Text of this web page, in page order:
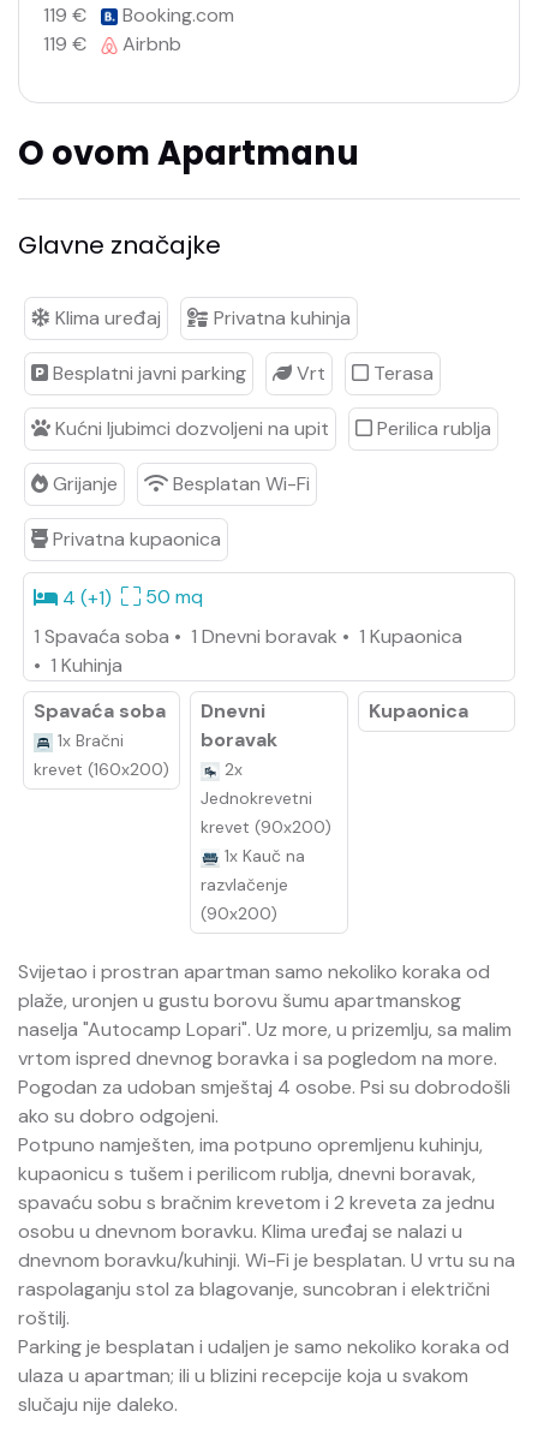
O ovom Apartmanu
Glavne značajke
Klima uređaj Privatna kuhinja
Besplatni javni parking Vrt Terasa
Kućni ljubimci dozvoljeni na upit Perilica rublja
Grijanje Besplatan Wi-Fi
Privatna kupaonica
4 (+1)
50 mq
1 Spavaća soba • 1 Dnevni boravak • 1 Kupaonica
• 1 Kuhinja
Spavaća soba
1x Bračni
krevet (160x200)
Dnevni
boravak
2x
Jednokrevetni
krevet (90x200)
1x Kauč na
razvlačenje
(90x200)
Kupaonica
Svijetao i prostran apartman samo nekoliko koraka od
plaže, uronjen u gustu borovu šumu apartmanskog
naselja "Autocamp Lopari". Uz more, u prizemlju, sa malim
vrtom ispred dnevnog boravka i sa pogledom na more.
Pogodan za udoban smještaj 4 osobe. Psi su dobrodošli
ako su dobro odgojeni.
Potpuno namješten, ima potpuno opremljenu kuhinju,
kupaonicu s tušem i perilicom rublja, dnevni boravak,
spavaću sobu s bračnim krevetom i 2 kreveta za jednu
osobu u dnevnom boravku. Klima uređaj se nalazi u
dnevnom boravku/kuhinji. Wi-Fi je besplatan. U vrtu su na
raspolaganju stol za blagovanje, suncobran i električni
roštilj.
Parking je besplatan i udaljen je samo nekoliko koraka od
ulaza u apartman; ili u blizini recepcije koja u svakom
slučaju nije daleko.
119 €
Booking.com
119 €
Airbnb